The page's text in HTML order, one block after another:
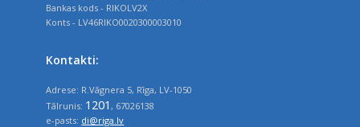
Bankas kods - RIKOLV2X
Konts - LV46RIKO0020300003010
Kontakti:
Adrese: R.Vāgnera 5, Rīga, LV-1050
Tālrunis: 1201 , 67026138
e-pasts: di@riga.lv